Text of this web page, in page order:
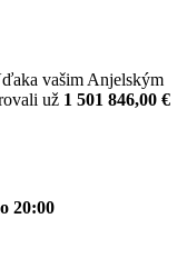
vašim Anjelským
už 1 501 846,00 €
20:00